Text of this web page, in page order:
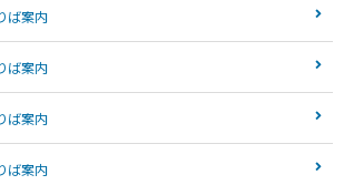
ば案内
ば案内
ば案内
ば案内